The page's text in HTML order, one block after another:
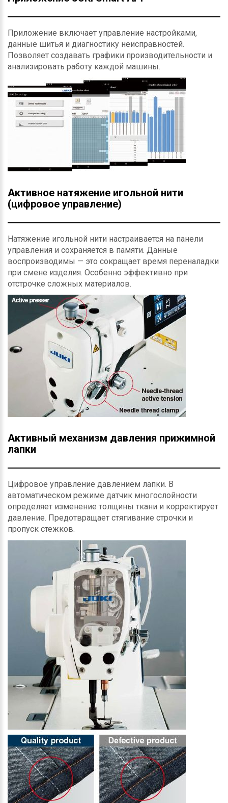
Приложение включает управление настройками,
данные шитья и диагностику неисправностей.
Позволяет создавать графики производительности и
анализировать работу каждой машины.
Активное натяжение игольной нити
(цифровое управление)
Натяжение игольной нити настраивается на панели
управления и сохраняется в памяти. Данные
воспроизводимы — это сокращает время переналадки
при смене изделия. Особенно эффективно при
отстрочке сложных материалов.
Активный механизм давления прижимной
лапки
Цифровое управление давлением лапки. В
автоматическом режиме датчик многослойности
определяет изменение толщины ткани и корректирует
давление. Предотвращает стягивание строчки и
пропуск стежков.